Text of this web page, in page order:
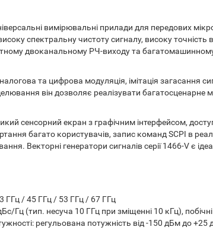
вимірювальні прилади для передових
спектральну чистоту сигналу, високу
двоканальному РЧ-виходу та
та цифрова модуляція, імітація загасання
він дозволяє реалізувати багатосценарне
сенсорний екран з графічним інтерфейсом,
багато користувачів, запис команд SCPI в
Векторні генератори сигналів серії 1466-V є
ГГц / 45 ГГц / 53 ГГц / 67 ГГц
Гц (тип. несуча 10 ГГц при зміщенні 10 кГц),
регульована потужність від -150 дБм до +25